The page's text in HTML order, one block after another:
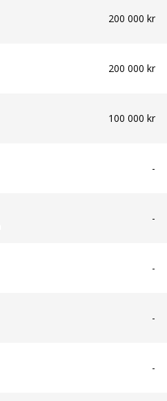
200 000 kr
200 000 kr
100 000 kr
-
-
-
-
-